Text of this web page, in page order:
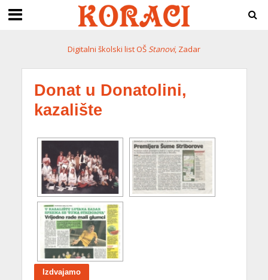
Digitalni školski list OŠStanovi, Zadar
Donat u Donatolini,
kazalište
Izdvajamo